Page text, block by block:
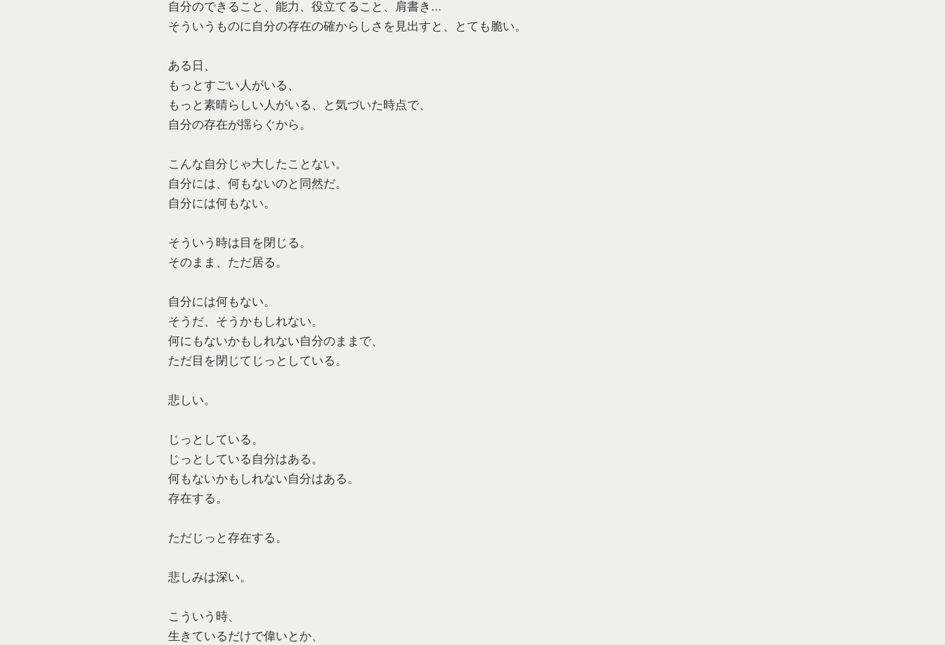
自分のできること、能力、役立てること、肩書き...
そういうものに自分の存在の確からしさを見出すと、とても脆い。
ある日、
もっとすごい人がいる、
もっと素晴らしい人がいる、と気づいた時点で、
自分の存在が揺らぐから。
こんな自分じゃ大したことない。
自分には、何もないのと同然だ。
自分には何もない。
そういう時は目を閉じる。
そのまま、ただ居る。
自分には何もない。
そうだ、そうかもしれない。
何にもないかもしれない自分のままで、
ただ目を閉じてじっとしている。
悲しい。
じっとしている。
じっとしている自分はある。
何もないかもしれない自分はある。
存在する。
ただじっと存在する。
悲しみは深い。
こういう時、
生きているだけで偉いとか、